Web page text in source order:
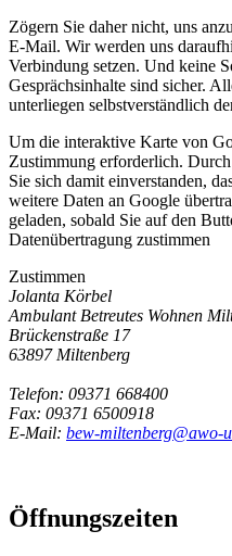
Zögern Sie daher nicht, uns
E-Mail. Wir werden uns
Verbindung setzen. Und keine
Gesprächsinhalte sind sicher.
unterliegen selbstverständlich
Um die interaktive Karte von
Zustimmung erforderlich.
Sie sich damit einverstanden,
weitere Daten an Google
geladen, sobald Sie auf den
Datenübertragung zustimmen
Zustimmen
Jolanta Körbel
Ambulant Betreutes Wohnen
Brückenstraße 17
63897 Miltenberg
Telefon: 09371 668400
Fax: 09371 6500918
E-Mail: bew-miltenberg@awo-
Öffnungszeiten